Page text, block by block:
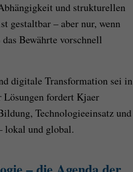
und strukturellen
gestaltbar – aber nur, wenn
Bewährte vorschnell
digitale Transformation sei in
fordert Kjaer
Technologieeinsatz und
lokal und global.